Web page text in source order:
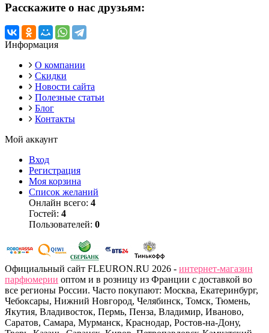
Расскажите о нас друзьям:
Информация
О компании
Скидки
Новости сайта
Полезные статьи
Блог
Контакты
Мой аккаунт
Вход
Регистрация
Моя корзина
Список желаний
Онлайн всего: 4
Гостей: 4
Пользователей: 0
Официальный сайт FLEURON.RU 2026 - интернет-магазин
парфюмерии оптом и в розницу из Франции с доставкой во
все регионы России. Часто покупают: Москва, Екатеринбург,
Чебоксары, Нижний Новгород, Челябинск, Томск, Тюмень,
Якутия, Владивосток, Пермь, Пенза, Владимир, Иваново,
Саратов, Самара, Мурманск, Краснодар, Ростов-на-Дону,